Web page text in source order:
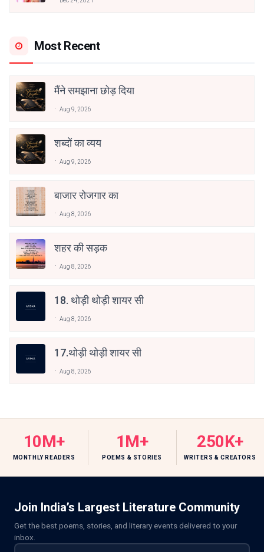
Most Recent
मैंने समझाना छोड़ दिया
Aug 9, 2026
शब्दों का व्यय
Aug 9, 2026
बाजार रोजगार का
Aug 8, 2026
शहर की सड़क
Aug 8, 2026
18. थोड़ी थोड़ी शायर सी
Aug 8, 2026
17.थोड़ी थोड़ी शायर सी
Aug 8, 2026
10M+
MONTHLY READERS
1M+
POEMS & STORIES
250K+
WRITERS & CREATORS
Join India’s Largest Literature Community
Get the best poems, stories, and literary events delivered to your
inbox.